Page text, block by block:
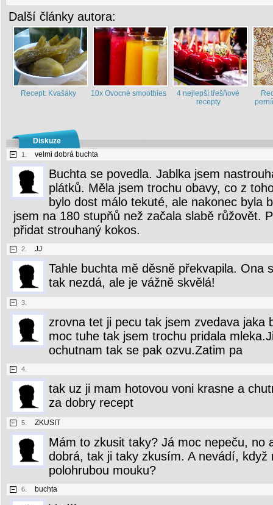
Další články autora:
Recept: Kvašáky 10x Ovocné smoothies
4 nejlepší třešňové
recepty
Diskuze
1. velmi dobrá buchta
Buchta se povedla. Jablka jsem
plátků. Měla jsem trochu obavy, co z
bylo dost málo tekuté, ale nakonec byla
jsem na 180 stupňů než začala slabě růžovět.
přidat strouhaný kokos.
2. JJ
Tahle buchta mě děsně překvapila. Ona
tak nezdá, ale je vážně skvělá!
3.
zrovna tet ji pecu tak jsem zvedava jaka
moc tuhe tak jsem trochu pridala
ochutnam tak se pak ozvu.Zatim pa
4.
tak uz ji mam hotovou voni krasne a
za dobry recept
5. ZKUSIT
Mám to zkusit taky? Já moc nepeču, no
dobrá, tak ji taky zkusím. A nevádí, když
polohrubou mouku?
6. buchta